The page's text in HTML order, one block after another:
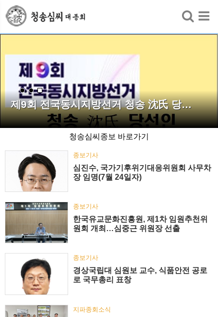
제9회 전국동시지방선거 청송 沈氏 당…
청송심씨종보 바로가기
종보기사
심진수, 국가기후위기대응위원회 사무차
장 임명(7월 24일자)
종보기사
한국유교문화진흥원, 제1차 임원추천위
원회 개최…심중근 위원장 선출
종보기사
경상국립대 심원보 교수, 식품안전 공로
로 국무총리 표창
지파종회소식